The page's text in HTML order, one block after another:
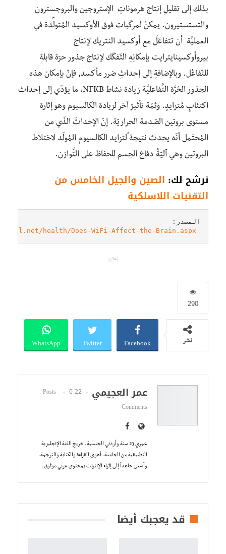
بذلك إلى تقليلِ إنتاج هرموناتِ الإستروجين والبروجسترون
والتستستيرون. يمكنُ لمركّبات فوق الأوكسيد المُتولِّدة في
العمليَّة أن تتفاعَلَ مع أوكسيد النتريك لإنتاج
بيروأوكسينايترايت بإمكانِهِ التّفكّك لإنتاج جذور حرّة قابلة
للتّفاعُل. وبالإضافةِ إلى إحداثِ ضرر مأكسد, فإنّ بإمكان هذه
الجذور الحُرَّة التَّفاعليَّة زيادة نشاط NFKB، ما يؤدّي إلى إحداث
اكتئابٍ مُتزايدٍ. وثمّة تأثيرٌ آخر لزيادة الكالسيوم وهو إثارة
مستوى بروتين الصّدمة الحراريّة. إنّ الإحداثَ الذّي من
المُحتَمل أنّه يحدث نتيجة ًلتزايد الكالسيوم المُولّد لاختلاط
البروتين وهي آليّةُ دفاع الجسم للحفاظ على التَّوازن.
نرشح لك: الصين والجيل الخامس من
التقنيات اللاسلكية
health/Does-WiFi-Affect-the-Brain.aspx
إعلان
290
نشر Facebook
Twitter
WhatsApp
عمر العجيمي 22 Posts
0
Comments
عمري 23 سنة وأردني الجنسية. خريج اللغة الإنجليزية
التطبيقية من الجامعة. أهوى القراءة والكتابة والترجمة.
وأسعى جاهداً إلى إثراء الإنترنت بمحتوى عربي موثوق.
قد يعجبك أيضا